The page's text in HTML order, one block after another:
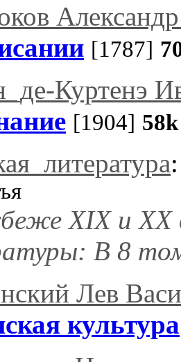
[1787]
Куртенэ
[1904] 58k
XIX и ХХ
В 8
Лев
культура